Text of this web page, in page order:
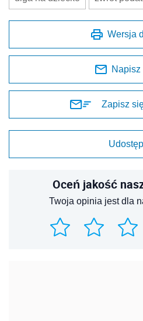
Wersja
Napisz
Zapisz
Oceń jakość
Twoja opinia jest dla